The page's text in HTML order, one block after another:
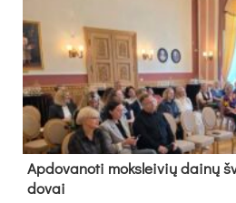
Ap­do­va­no­ti moks­lei­vių dai­nų
do­vai